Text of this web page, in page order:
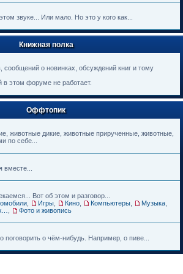
звуке... Или мало. Но это у кого как...
Книжная полка
сообщений о новинках, обсуждений книг и тому
в этом форуме не работает.
Оффтопик
животные дикие, животные прирученные, животные,
по себе...
вместе...
Вот об этом и разговор...
Игры Кино Компьютеры Музыка
Фото и живопись
поговорить о чём-нибудь. Например, о пиве...